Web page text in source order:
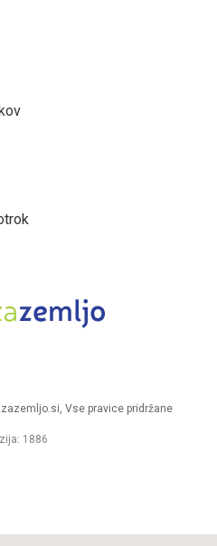
Vse pravice pridržane
1886